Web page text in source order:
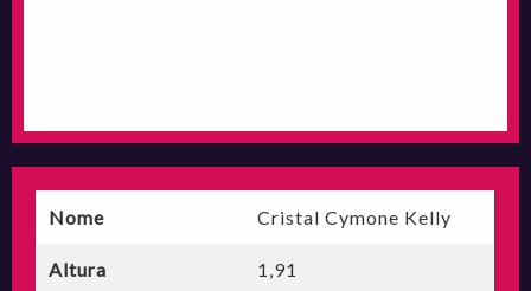
Nome Cristal Cymone Kelly
Altura 1,91